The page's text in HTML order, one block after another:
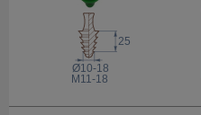
25
Ø10-18
M11-18